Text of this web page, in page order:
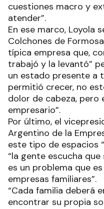
cuestiones macro y
atender”.
En ese marco, Loyola
Colchones de
típica empresa que,
trabajó y la levantó”
un estado presente a
permitió crecer, no
dolor de cabeza, pero
empresario”.
Por último, el
Argentino de la
este tipo de espacios
“la gente escucha
es un problema que
empresas familiares”.
“Cada familia deberá
encontrar su propia